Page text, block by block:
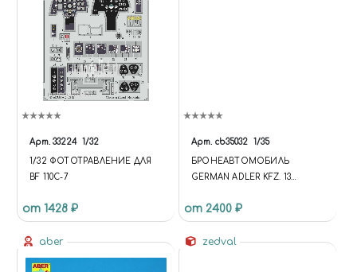
Арт. 33224 1/32
1/32 ФОТОТРАВЛЕНИЕ ДЛЯ
BF 110C-7
от 1428 ₽
Арт. cb35032 1/35
БРОНЕАВТОМОБИЛЬ
GERMAN ADLER KFZ. 13
от 2400 ₽
aber zedval